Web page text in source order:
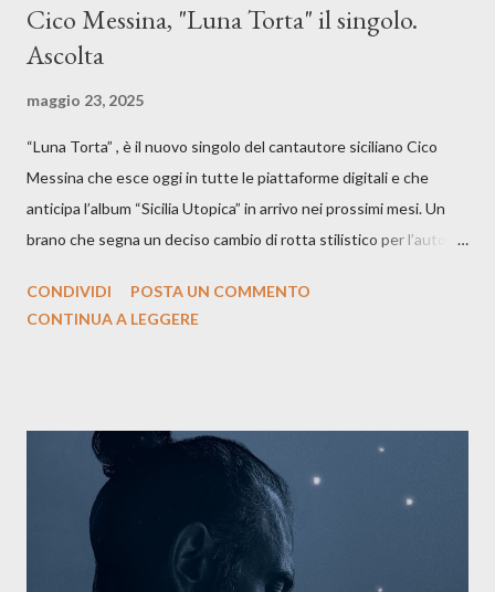
Cico Messina, "Luna Torta" il singolo.
Ascolta
maggio 23, 2025
“Luna Torta” , è il nuovo singolo del cantautore siciliano Cico
Messina che esce oggi in tutte le piattaforme digitali e che
anticipa l’album “Sicilia Utopica” in arrivo nei prossimi mesi. Un
brano che segna un deciso cambio di rotta stilistico per l’autore
testo ibrido tra italiano e siciliano, e un’urgenza espressiva che
La canzone racconta la difficoltà di creare, e perfino di esistere,
sotto il peso della realtà. Ma lo fa cercando una via d’uscita, una
forma di assoluzione, nel vivere e nel suonare, nel trovare respiro
anche quando l’aria sembra farsi più densa. Il brano è anche una
dichiarazione d’intenti: Cico Messina apre il suo nuovo percorso
CONDIVIDI
POSTA UN COMMENTO
CONTINUA A LEGGERE